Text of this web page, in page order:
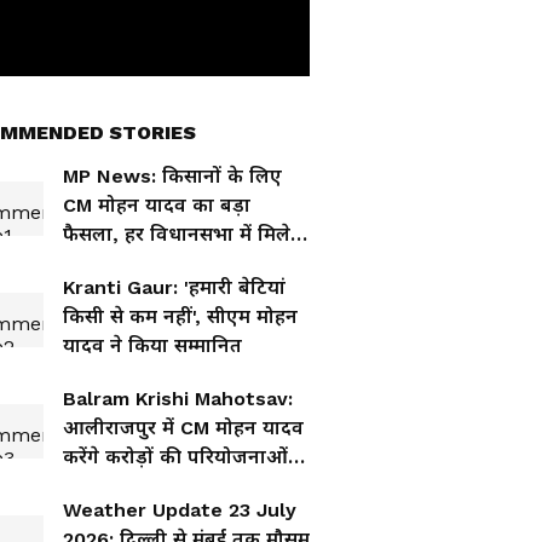
STORIES
MP News: किसानों के लिए
CM मोहन यादव का बड़ा
फैसला, हर विधानसभा में मिलेगी
Kranti Gaur: 'हमारी बेटियां
किसी से कम नहीं', सीएम मोहन
यादव ने किया सम्मानित
Balram Krishi Mahotsav:
आलीराजपुर में CM मोहन यादव
करेंगे करोड़ों की परियोजनाओं
Weather Update 23 July